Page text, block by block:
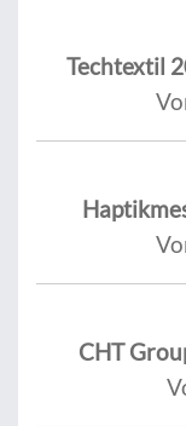
Techtextil
CHT